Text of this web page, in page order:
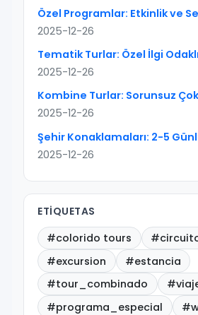
2025-12-26
2025-12-26
2025-12-26
2025-12-26
ETIQUETAS
#colorido tours
#excursion
#estancia
#tour_combinado
#programa_especial